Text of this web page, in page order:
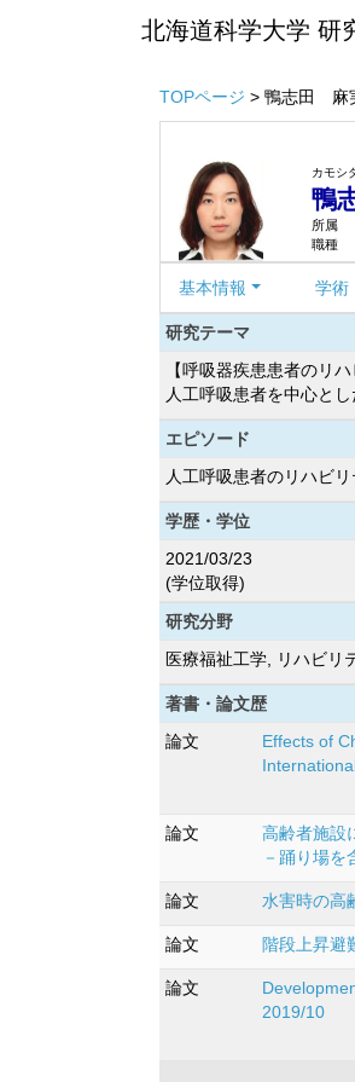
北海道科学大学 研
TOPページ > 鴨志田 麻
カモシ
鴨
所属
職種
基本情報 学術
研究テーマ
【呼吸器疾患患者のリ
人工呼吸患者を中心と
エピソード
人工呼吸患者のリハビ
学歴・学位
2021/03/23
(学位取得)
研究分野
医療福祉工学, リハビリ
著書・論文歴
論文
Effects of
論文
高齢者施設
－踊り場
論文 水害時の高
論文 階段上昇避
論文
2019/10